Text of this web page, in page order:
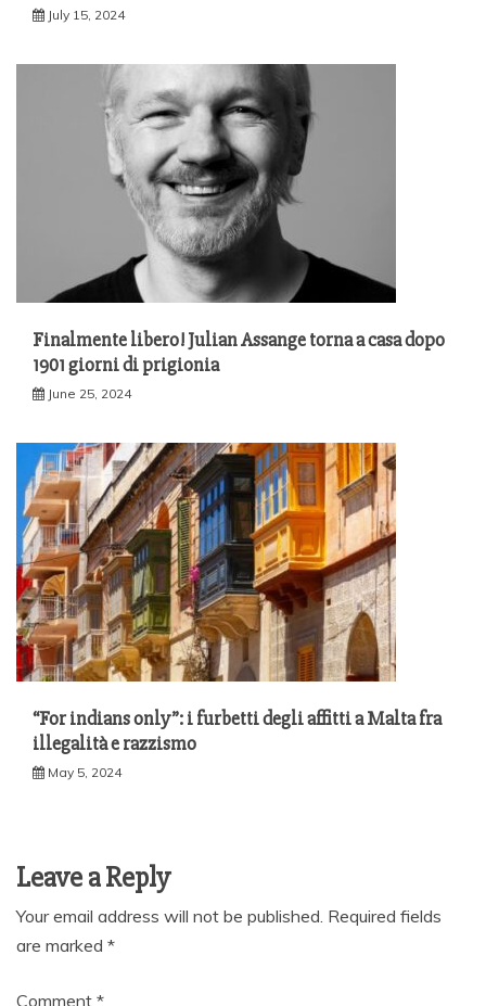
July 15, 2024
Finalmente libero! Julian Assange torna a casa dopo
1901 giorni di prigionia
June 25, 2024
“For indians only”: i furbetti degli affitti a Malta fra
illegalità e razzismo
May 5, 2024
Leave a Reply
Your email address will not be published. Required fields
are marked *
Comment *